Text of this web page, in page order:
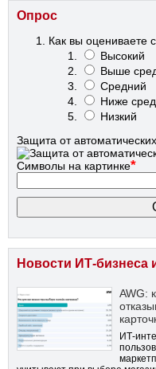
Опрос
Как вы оцениваете
Высокий
Выше
Средний
Ниже
Низкий
Защита от
Символы на картинке*
Новости ИТ-бизнеса
AWG:
ИТ-